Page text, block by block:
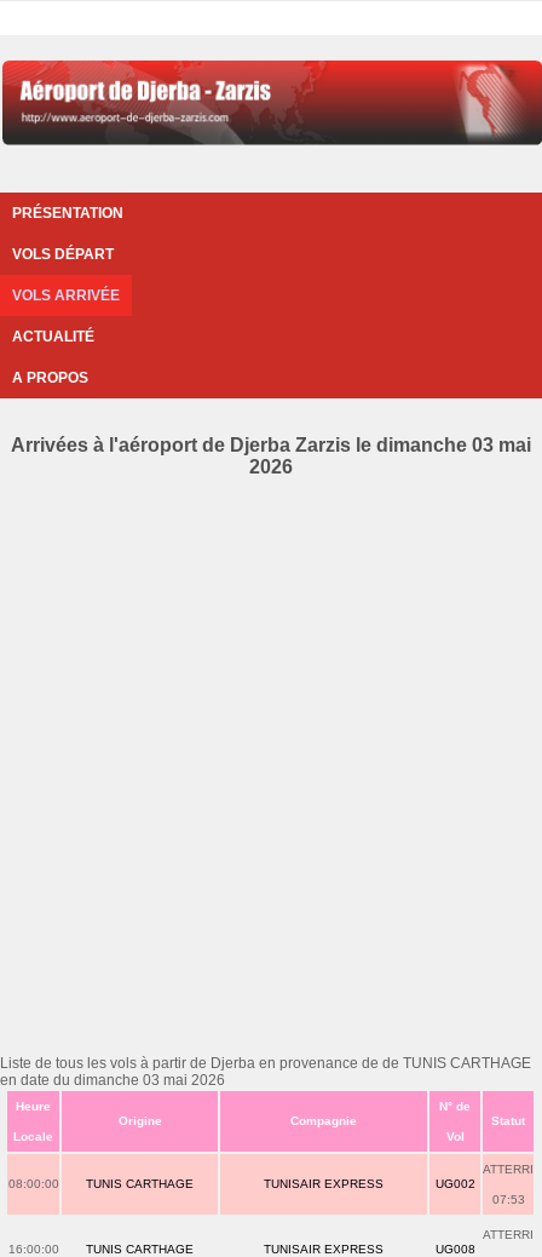
PRÉSENTATION
VOLS DÉPART
VOLS ARRIVÉE
ACTUALITÉ
A PROPOS
Arrivées à l'aéroport de Djerba Zarzis le dimanche 03 mai
2026
Liste de tous les vols à partir de Djerba en provenance de de TUNIS CARTHAGE
en date du dimanche 03 mai 2026
Heure
Locale
Origine Compagnie
N° de
Vol
Statut
08:00:00 TUNIS CARTHAGE TUNISAIR EXPRESS UG002
ATTERRI
07:53
16:00:00 TUNIS CARTHAGE TUNISAIR EXPRESS UG008
ATTERRI